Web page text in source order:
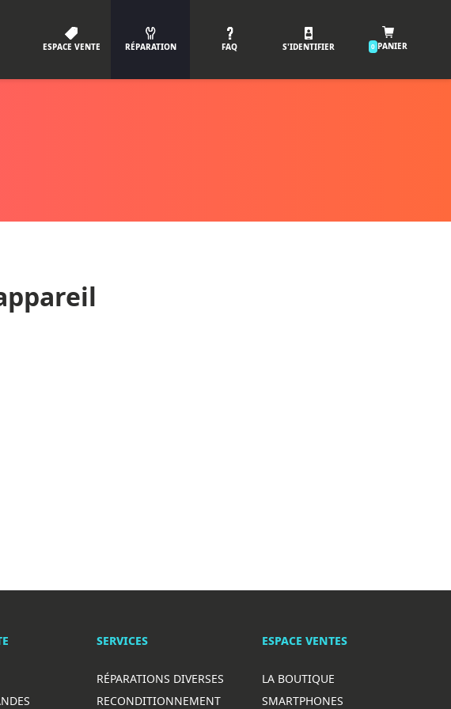
ESPACE VENTE RÉPARATION FAQ S'IDENTIFIER 0 PANIER
SERVICES
RÉPARATIONS DIVERSES
RECONDITIONNEMENT
ESPACE VENTES
LA BOUTIQUE
SMARTPHONES